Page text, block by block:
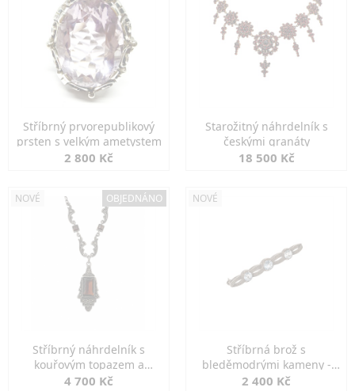
Stříbrný prvorepublikový
prsten s velkým ametystem
2 800 Kč
Starožitný náhrdelník s
českými granáty
18 500 Kč
NOVÉ OBJEDNÁNO
Stříbrný náhrdelník s
kouřovým topazem a
markazity
4 700 Kč
NOVÉ
Stříbrná brož s
bleděmodrými kameny -
jemná elegance
2 400 Kč